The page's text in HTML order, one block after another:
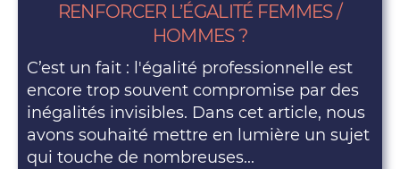
RENFORCER L’ÉGALITÉ FEMMES /
HOMMES ?
C’est un fait : l'égalité professionnelle est
encore trop souvent compromise par des
inégalités invisibles. Dans cet article, nous
avons souhaité mettre en lumière un sujet
qui touche de nombreuses...